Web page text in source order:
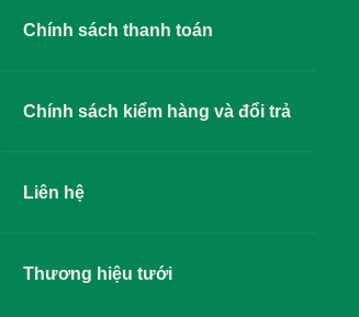
Chính sách thanh toán
Chính sách kiểm hàng và đổi trả
Liên hệ
Thương hiệu tưới